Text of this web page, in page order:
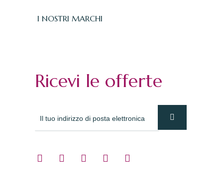
I NOSTRI MARCHI
Ricevi le offerte